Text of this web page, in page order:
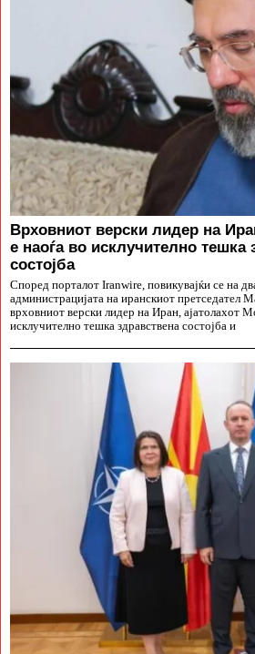
Врховниот верски лидер на
е наоѓа во исклучително тешка
состојба
Според порталот Iranwire, повикувајќи се на
администрацијата на иранскиот претседател
врховниот верски лидер на Иран, ајатолахот
исклучително тешка здравствена состојба и